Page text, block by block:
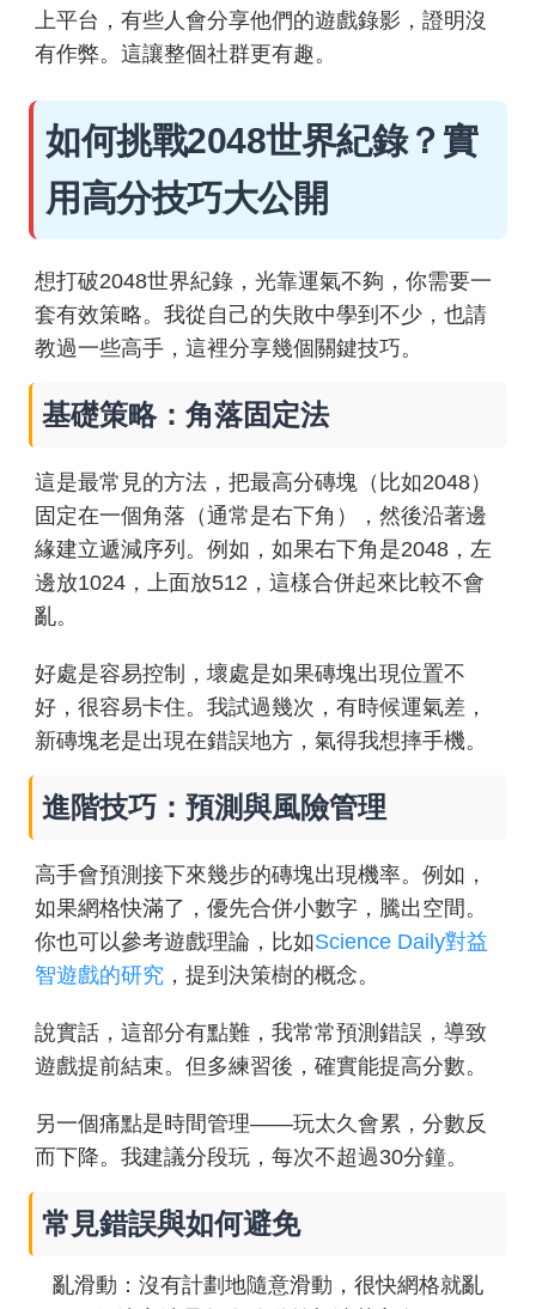
上平台，有些人會分享他們的遊戲錄影，證明沒
有作弊。這讓整個社群更有趣。
如何挑戰2048世界紀錄？實
用高分技巧大公開
想打破2048世界紀錄，光靠運氣不夠，你需要一
套有效策略。我從自己的失敗中學到不少，也請
教過一些高手，這裡分享幾個關鍵技巧。
基礎策略：角落固定法
這是最常見的方法，把最高分磚塊（比如2048）
固定在一個角落（通常是右下角），然後沿著邊
緣建立遞減序列。例如，如果右下角是2048，左
邊放1024，上面放512，這樣合併起來比較不會
亂。
好處是容易控制，壞處是如果磚塊出現位置不
好，很容易卡住。我試過幾次，有時候運氣差，
新磚塊老是出現在錯誤地方，氣得我想摔手機。
進階技巧：預測與風險管理
高手會預測接下來幾步的磚塊出現機率。例如，
如果網格快滿了，優先合併小數字，騰出空間。
你也可以參考遊戲理論，比如Science Daily對益
智遊戲的研究 ，提到決策樹的概念。
說實話，這部分有點難，我常常預測錯誤，導致
遊戲提前結束。但多練習後，確實能提高分數。
另一個痛點是時間管理——玩太久會累，分數反
而下降。我建議分段玩，每次不超過30分鐘。
常見錯誤與如何避免
亂滑動：沒有計劃地隨意滑動，很快網格就亂